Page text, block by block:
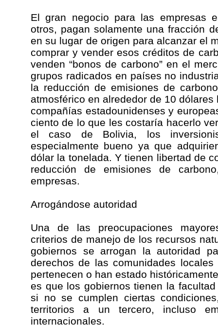
El gran negocio para las empresas
otros, pagan solamente una fracción
en su lugar de origen para alcanzar el
comprar y vender esos créditos de
venden “bonos de carbono” en el
grupos radicados en países no
la reducción de emisiones de
atmosférico en alrededor de 10
compañías estadounidenses y
ciento de lo que les costaría hacerlo
el caso de Bolivia, los
especialmente bueno ya que
dólar la tonelada. Y tienen libertad de
reducción de emisiones de
empresas.
Arrogándose autoridad
Una de las preocupaciones
criterios de manejo de los recursos
gobiernos se arrogan la autoridad
derechos de las comunidades
pertenecen o han estado
es que los gobiernos tienen la
si no se cumplen ciertas
territorios a un tercero, incluso
internacionales.